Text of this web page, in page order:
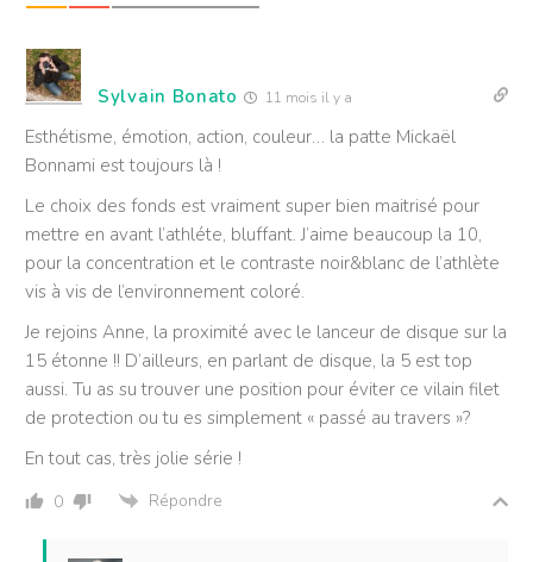
Sylvain Bonato 11 mois il y a
Esthétisme, émotion, action, couleur… la patte Mickaël
Bonnami est toujours là !
Le choix des fonds est vraiment super bien maitrisé pour
mettre en avant l’athléte, bluffant. J’aime beaucoup la 10,
pour la concentration et le contraste noir&blanc de l’athlète
vis à vis de l’environnement coloré.
Je rejoins Anne, la proximité avec le lanceur de disque sur la
15 étonne !! D’ailleurs, en parlant de disque, la 5 est top
aussi. Tu as su trouver une position pour éviter ce vilain filet
de protection ou tu es simplement « passé au travers »?
En tout cas, très jolie série !
0 Répondre